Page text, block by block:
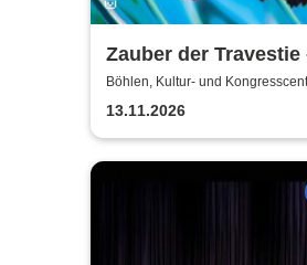
Zauber der Travestie
Fräulein Luise und
Ensemble - das
Böhlen, Kultur- und
13.11.2026